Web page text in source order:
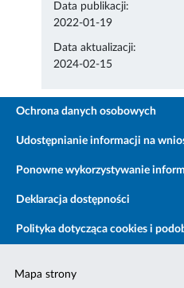
Data publikacji:
2022-01-19
Data aktualizacji:
2024-02-15
Ochrona danych osobowych
Udostępnianie informacji na
Ponowne wykorzystywanie
Deklaracja dostępności
Polityka dotycząca cookies i
Mapa strony